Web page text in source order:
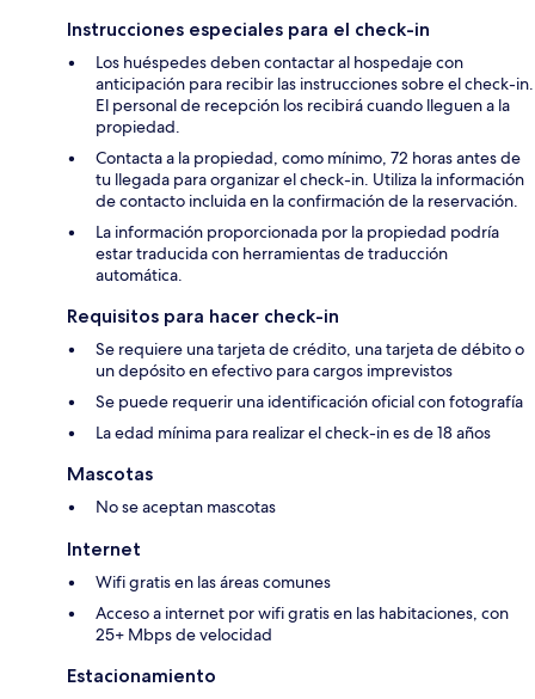
Instrucciones especiales para el check-in
Los huéspedes deben contactar al hospedaje con
anticipación para recibir las instrucciones sobre el check-in.
El personal de recepción los recibirá cuando lleguen a la
propiedad.
Contacta a la propiedad, como mínimo, 72 horas antes de
tu llegada para organizar el check-in. Utiliza la información
de contacto incluida en la confirmación de la reservación.
La información proporcionada por la propiedad podría
estar traducida con herramientas de traducción
automática.
Requisitos para hacer check-in
Se requiere una tarjeta de crédito, una tarjeta de débito o
un depósito en efectivo para cargos imprevistos
Se puede requerir una identificación oficial con fotografía
La edad mínima para realizar el check-in es de 18 años
Mascotas
No se aceptan mascotas
Internet
Wifi gratis en las áreas comunes
Acceso a internet por wifi gratis en las habitaciones, con
25+ Mbps de velocidad
Estacionamiento